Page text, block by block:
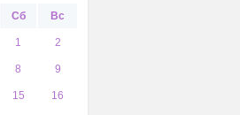
Сб Вс
1 2
8 9
15 16